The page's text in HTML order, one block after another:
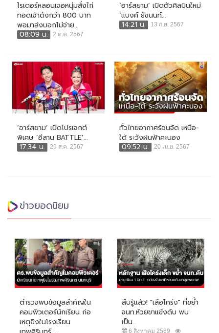
ไรเดอร์หลอนเจอหนุ่มสั่งไก่
ทอดเจ้าดังกว่า 800 บาท
พอมาส่งบอกไม่จ่าย...
08:09 น.
2 ต.ค. 2567
‘อาร์สยาม’ เปิดตัวศิลปินใหม่
‘แบงค์ ธัชนนท์...
14:21 น.
13 ก.ย. 2567
‘อาร์สยาม’ เปิดโปรเจกต์
พิเศษ ‘อีสาน BATTLE’...
17:34 น.
29 ส.ค. 2567
ทั่วไทยอากาศร้อนจัด เหนือ-
ใต้ ระวังฝนฟ้าคะนอง
09:52 น.
20 เม.ย. 2567
ข่าวยอดนิยม
ตำรวจพบข้อมูลสำคัญใน
คอมพิวเตอร์นักเรียน ก่อ
เหตุยิงในโรงเรียน
สืบรู้แล้ว! "เสือโคร่ง" ที่ขย้ำ
จนท.ห้วยขาแข้งดับ พบ
เป็น...
6 สิงหาคม 2569